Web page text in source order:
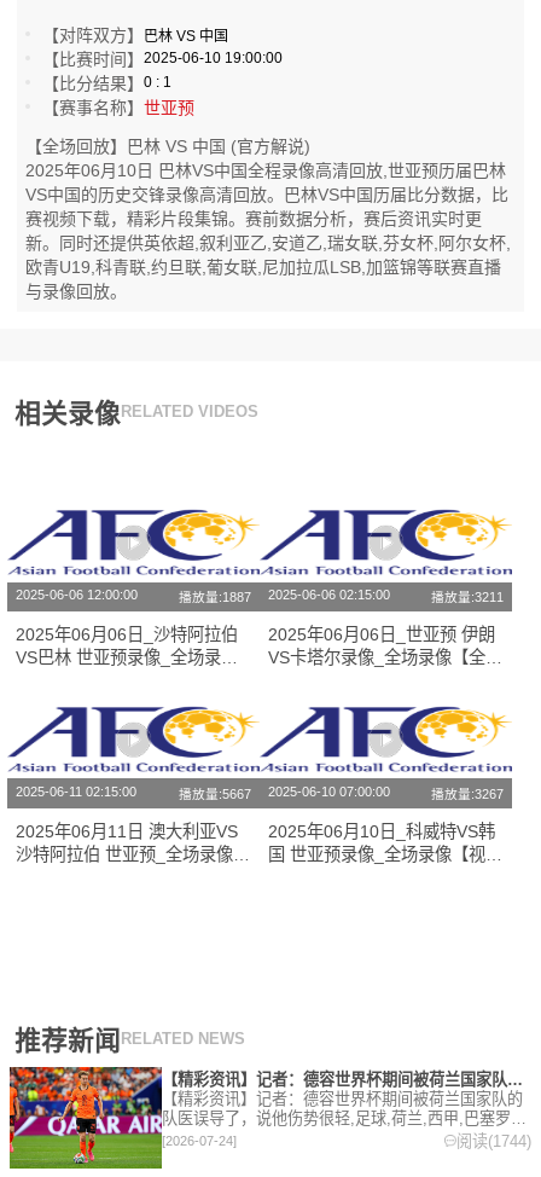
【对阵双方】 巴林 VS 中国
【比赛时间】2025-06-10 19:00:00
【比分结果】0 : 1
【赛事名称】世亚预
【全场回放】巴林 VS 中国 (官方解说)
2025年06月10日 巴林VS中国全程录像高清回放,世亚预历届巴林
VS中国的历史交锋录像高清回放。巴林VS中国历届比分数据，比
赛视频下载，精彩片段集锦。赛前数据分析，赛后资讯实时更
新。同时还提供英依超,叙利亚乙,安道乙,瑞女联,芬女杯,阿尔女杯,
欧青U19,科青联,约旦联,葡女联,尼加拉瓜LSB,加篮锦等联赛直播
与录像回放。
相关录像 RELATED VIDEOS
2025-06-06 12:00:00 播放量:1887
2025年06月06日_沙特阿拉伯
VS巴林 世亚预录像_全场录像
2025-06-06 02:15:00 播放量:3211
2025年06月06日_世亚预 伊朗
VS卡塔尔录像_全场录像【全场
2025-06-11 02:15:00 播放量:5667
2025年06月11日 澳大利亚VS
沙特阿拉伯 世亚预_全场录像
2025-06-10 07:00:00 播放量:3267
2025年06月10日_科威特VS韩
国 世亚预录像_全场录像【视频
推荐新闻 RELATED NEWS
【精彩资讯】记者：德容世界杯期间被荷兰国家队的队医误导了，说
【精彩资讯】记者：德容世界杯期间被荷兰国家队的
队医误导了，说他伤势很轻,足球,荷兰,西甲,巴塞罗
那。欢迎收藏本站，24小时为你更新最新的足球，篮
球体育资讯。
[2026-07-24] 阅读(1744)